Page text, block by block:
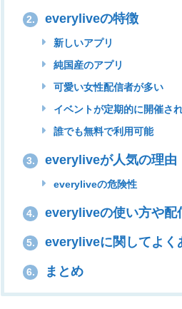
2. everyliveの特徴
新しいアプリ
純国産のアプリ
可愛い女性配信者が多い
イベントが定期的に開催さ
誰でも無料で利用可能
3. everyliveが人気の理由
everyliveの危険性
4. everyliveの使い方や配
5. everyliveに関してよく
6. まとめ